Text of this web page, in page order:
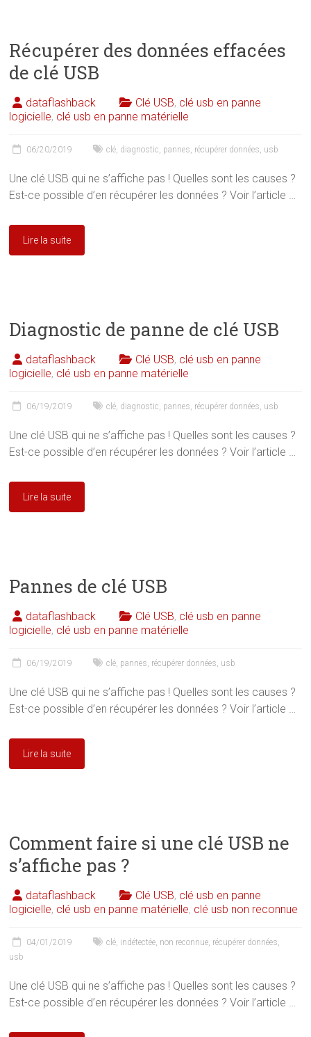
Récupérer des données effacées
de clé USB
dataflashback Clé USB, clé usb en panne
logicielle, clé usb en panne matérielle
06/20/2019 clé, diagnostic, pannes, récupérer données, usb
Une clé USB qui ne s’affiche pas ! Quelles sont les causes ?
Est-ce possible d’en récupérer les données ? Voir l’article …
Lire la suite
Diagnostic de panne de clé USB
dataflashback Clé USB, clé usb en panne
logicielle, clé usb en panne matérielle
06/19/2019 clé, diagnostic, pannes, récupérer données, usb
Une clé USB qui ne s’affiche pas ! Quelles sont les causes ?
Est-ce possible d’en récupérer les données ? Voir l’article …
Lire la suite
Pannes de clé USB
dataflashback Clé USB, clé usb en panne
logicielle, clé usb en panne matérielle
06/19/2019 clé, pannes, récupérer données, usb
Une clé USB qui ne s’affiche pas ! Quelles sont les causes ?
Est-ce possible d’en récupérer les données ? Voir l’article …
Lire la suite
Comment faire si une clé USB ne
s’affiche pas ?
dataflashback Clé USB, clé usb en panne
logicielle, clé usb en panne matérielle, clé usb non reconnue
04/01/2019 clé, indétectée, non reconnue, récupérer données,
usb
Une clé USB qui ne s’affiche pas ! Quelles sont les causes ?
Est-ce possible d’en récupérer les données ? Voir l’article …